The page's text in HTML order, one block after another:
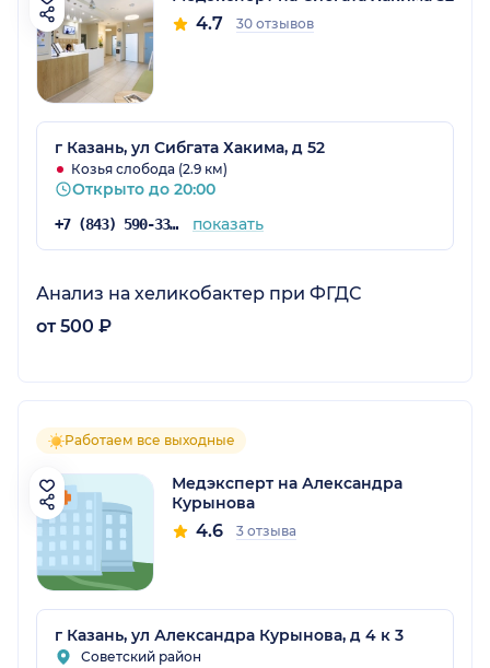
4.7 30 отзывов
г Казань, ул Сибгата Хакима, д 52
Козья слобода (2.9 км)
Открыто до 20:00
+7 (843) 590-33-33 показать
Анализ на хеликобактер при ФГДС
от 500 ₽
Работаем все выходные
Медэксперт на Александра
Курынова
4.6 3 отзыва
г Казань, ул Александра Курынова, д 4 к 3
Советский район